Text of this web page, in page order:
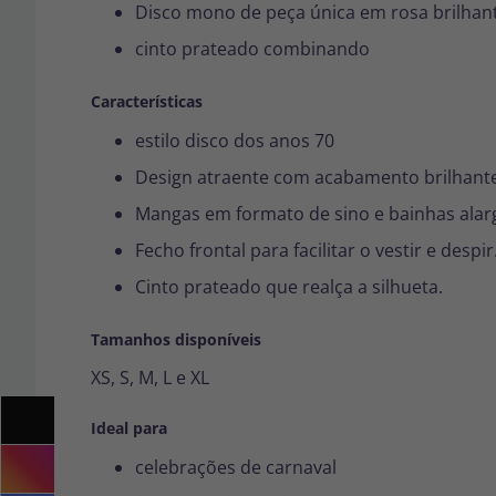
Disco mono de peça única em rosa
cinto prateado combinando
Características
estilo disco dos anos 70
Design atraente com acabamento
Mangas em formato de sino e bainhas
Fecho frontal para facilitar o vestir e despir.
Cinto prateado que realça a silhueta.
Tamanhos disponíveis
XS, S, M, L e XL
Ideal para
celebrações de carnaval